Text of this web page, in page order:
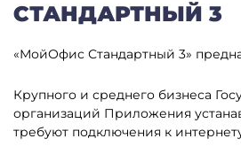
СТАНДАРТНЫЙ 3
«МойОфис Стандартный 3»
Крупного и среднего бизнеса
организаций Приложения
требуют подключения к